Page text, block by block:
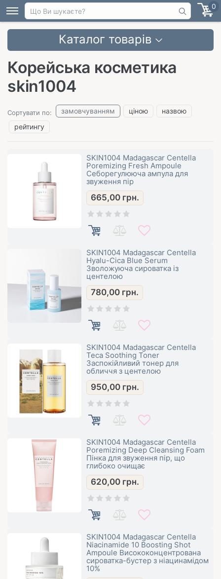
0
Каталог товарів
Корейська косметика
skin1004
Сортувати по: замовчуванням ціною
назвою
рейтингу
SKIN1004 Madagascar Centella
Poremizing Fresh Ampoule
Себорегулююча ампула для
звуження пір
665,00 грн.
SKIN1004 Madagascar Centella
Hyalu-Cica Blue Serum
Зволожуюча сироватка із
центелою
780,00 грн.
SKIN1004 Madagascar Centella
Teca Soothing Toner
Заспокійливий тонер для
обличчя з центелою
950,00 грн.
SKIN1004 Madagascar Centella
Poremizing Deep Cleansing Foam
Пінка для звуження пір, що
глибоко очищає
620,00 грн.
SKIN1004 Madagascar Centella
Niacinamide 10 Boosting Shot
Ampoule Висококонцентрована
сироватка-бустер з ніацинамідом
10%